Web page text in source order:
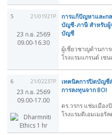
5 21/01921P
23 ก.ย. 2569
09.00-16.30
การแก้ปัญหาและก
บัญชี-ภาษี สำหรับผู้
บัญชี
ผู้เชี่ยวชาญด้านกา
โรงแรมแกรนด์ เซ
6 21/02237P
23 ก.ย. 2569
09.00-17.00
เทคนิคการปิดบัญชี
การลงทุนจาก BOI
ดร.วรกร แช่มเมือง
โรงแรมดิเอมเมอรัล